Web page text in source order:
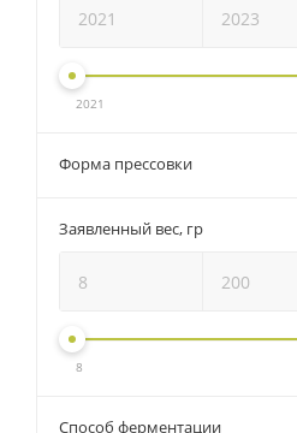
2021
Форма прессовки
Заявленный вес, гр
8
Способ ферментации